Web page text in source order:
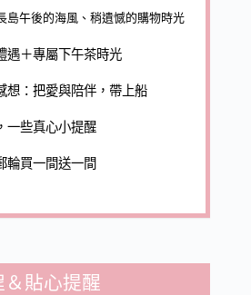
島午後的海風、稍遺憾的購物時光
遇＋專屬下午茶時光
想：把愛與陪伴，帶上船
一些真心小提醒
輪買一間送一間
貼心提醒